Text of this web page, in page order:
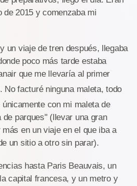
de 2015 y comenzaba mi
un viaje de tren después, llegaba
poco más tarde estaba
que me llevaría al primer
. No facturé ninguna maleta, todo
con mi maleta de
parques" (llevar una gran
en un viaje en el que iba a
un sitio a otro sin parar).
hasta Paris Beauvais, un
capital francesa, y un metro y